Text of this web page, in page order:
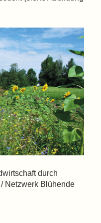
durch
Netzwerk Blühende